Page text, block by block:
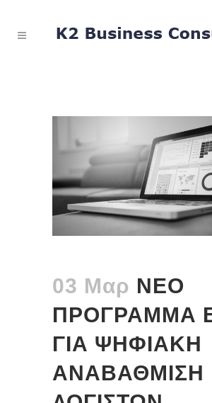
03 Μαρ ΝΕΟ
ΠΡΟΓΡΑΜΜΑ
ΓΙΑ ΨΗΦΙΑΚΗ
ΑΝΑΒΑΘΜΙΣΗ